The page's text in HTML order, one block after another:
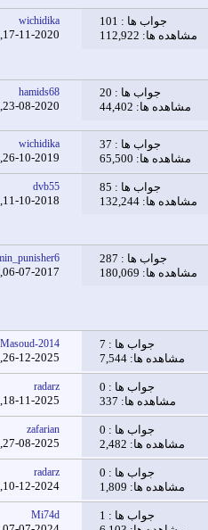
جواب ها : 101
مشاهده ها: 112,922
wichidika
17-11-2020,
جواب ها : 20
مشاهده ها: 44,402
hamids68
23-08-2020,
جواب ها : 37
مشاهده ها: 65,500
wichidika
26-10-2019,
جواب ها : 85
مشاهده ها: 132,244
dvb55
11-10-2018,
جواب ها : 287
مشاهده ها: 180,069
06-07-2017,
جواب ها : 7
مشاهده ها: 7,544
Masoud-2014
26-12-2025,
جواب ها : 0
مشاهده ها: 337
radarz
18-11-2025,
جواب ها : 0
مشاهده ها: 2,482
zafarian
27-08-2025,
جواب ها : 0
مشاهده ها: 1,809
radarz
10-12-2024,
جواب ها : 1
Mi74d